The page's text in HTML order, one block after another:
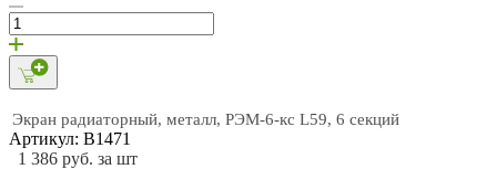
Экран радиаторный, металл, РЭМ-6-кс L59, 6 секций
Артикул: В1471
1 386 руб. за шт